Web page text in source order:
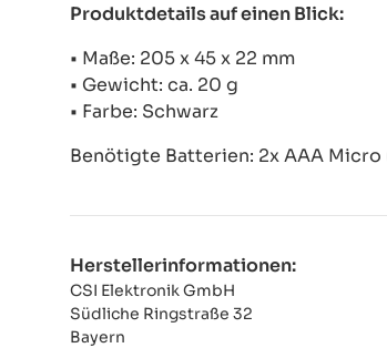
Produktdetails auf einen Blick:
• Maße: 205 x 45 x 22 mm
• Gewicht: ca. 20 g
• Farbe: Schwarz
Benötigte Batterien: 2x AAA
Herstellerinformationen:
CSI Elektronik GmbH
Südliche Ringstraße 32
Bayern